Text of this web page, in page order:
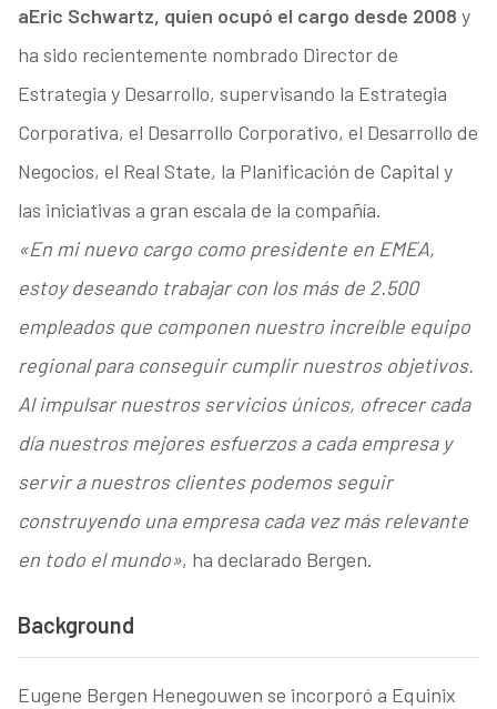
aEric Schwartz, quien ocupó el cargo desde 2008 y
ha sido recientemente nombrado Director de
Estrategia y Desarrollo, supervisando la Estrategia
Corporativa, el Desarrollo Corporativo, el Desarrollo de
Negocios, el Real State, la Planificación de Capital y
las iniciativas a gran escala de la compañía.
«En mi nuevo cargo como presidente en EMEA,
estoy deseando trabajar con los más de 2.500
empleados que componen nuestro increíble equipo
regional para conseguir cumplir nuestros objetivos.
Al impulsar nuestros servicios únicos, ofrecer cada
día nuestros mejores esfuerzos a cada empresa y
servir a nuestros clientes podemos seguir
construyendo una empresa cada vez más relevante
en todo el mundo», ha declarado Bergen.
Background
Eugene Bergen Henegouwen se incorporó a Equinix